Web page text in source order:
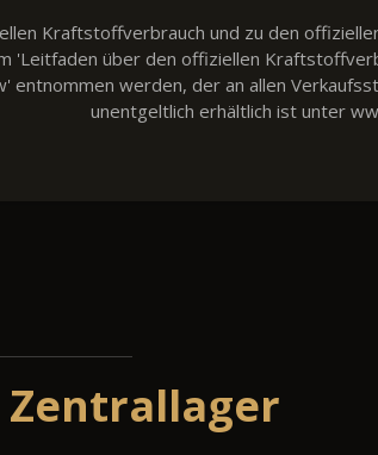
Kraftstoffverbrauch und zu den
'Leitfaden über den offiziellen
entnommen werden, der an allen
unentgeltlich erhältlich ist unter
Zentrallager